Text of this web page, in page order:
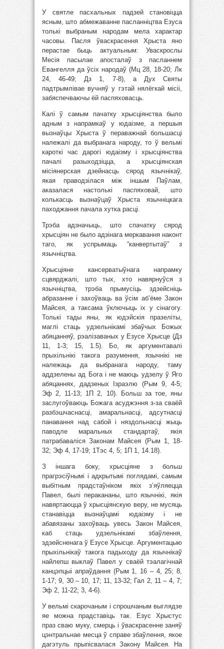
У святле пасхальных падзей становіцца
ясным, што абмежаванне пасланніцтва Езуса
толькі выбраным народам мела характар
часовы. Пасля ўваскрасення Хрыста яно
перастае быць актуальным: Уваскрослы
Месія пасылае апосталаў з пасланнем
Евангелля да ўсіх народаў (Мц 28, 18-20; Лк
24, 46-49; Дз 1, 7-8), а Дух Святы
падтрымлівае вучняў у гэтай нялёгкай місіі,
забяспечваючы ёй паспяховасць.
Калі ў самым пачатку хрысціянства было
адным з напрамкаў у юдаізме, а першыя
вызнаўцы Хрыста ў пераважнай большасці
належалі да выбранага народу, то ў вельмі
кароткі час дарогі юдаізму і хрысціянства
пачалі разыходзіцца, а хрысціянская
місіянерская дзейнасць сярод язычнікаў,
якая праводзілася між іншым Паўлам,
аказалася настолькі паспяховай, што
колькасць вызнаўцаў Хрыста язычніцкага
паходжання пачала хутка расці.
Трэба адзначыць, што спачатку сярод
хрысціян не было адзінага меркавання наконт
таго, як успрымаць “канвертытаў” з
язычніцтва.
Хрысціяне кансерватыўнага напрамку
сцвярджалі, што тых, хто навярнуўся з
язычніцтва, трэба прымусіць здзейсніць
абразанне і захоўваць ва ўсім аб’ёме Закон
Майсея, а таксама ўключыць іх у сінагогу.
Толькі тады яны, як юдэйскія празеліты,
маглі стаць удзельнікамі збаўчых Божых
абяцанняў, рэалізаваных у Езусе Хрысце (Дз
11, 1-3; 15, 1.5). Бо, як аргументавалі
прыхільнікі такога разумення, язычнікі не
належаць да выбранага народу, таму
аддзелены ад Бога і не маюць удзелу ў Яго
абяцаннях, дадзеных Ізраэлю (Рым 9, 4-5;
Эф 2, 11-13; 1П 2, 10). Больш за тое, яны
заслугоўваюць Божага асуджэння з-за сваёй
разбэшчаснасці, амаральнасці, адсутнасці
панавання над сабой і няздольнасці жыць
паводле маральных стандартаў, якія
патрабаваліся Законам Майсея (Рым 1, 18-
32; Эф 4, 17-19; 1Тэс 4, 5; 1П 1, 14.18).
З іншага боку, хрысціяне з больш
прагрэсіўнымі і адкрытымі поглядамі, самым
выбітным прадстаўніком якіх з’яўляецца
Павел, былі перакананы, што язычнікі, якія
навяртаюцца ў хрысціянскую веру, не мусяць
станавіцца вызнаўцамі юдаізму і не
абавязаны захоўваць увесь Закон Майсея,
каб стаць удзельнікамі збаўлення,
здзейсненага ў Езусе Хрысце. Аргументацыю
прыхільнікаў такога падыходу да язычнікаў
найлепш выклаў Павел у сваёй тэалагічнай
канцэпцыі апраўдання (Рым 1, 16 – 4, 25; 8,
1-17; 9, 30 – 10, 17; 11, 13-32; Гал 2, 11 – 4, 7;
Эф 2, 11-22; 3, 4-6).
У вельмі скарочаным і спрошчаным выглядзе
яе можна прадставіць так. Езус Хрыстус
праз сваю муку, смерць і ўваскрасенне заняў
цэнтральнае месца ў справе збаўлення, якое
дагэтуль прыпісвалася Закону Майсея. На